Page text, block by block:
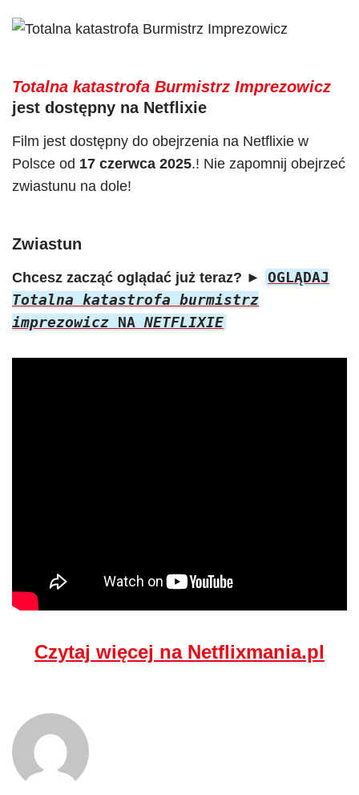
Totalna katastrofa Burmistrz Imprezowicz
jest dostępny na Netflixie
Film jest dostępny do obejrzenia na Netflixie w
Polsce od 17 czerwca 2025.! Nie zapomnij obejrzeć
zwiastunu na dole!
Zwiastun
Chcesz zacząć oglądać już teraz? ►
OGLĄDAJ
Totalna katastrofa burmistrz
imprezowicz NA NETFLIXIE
Czytaj więcej na Netflixmania.pl